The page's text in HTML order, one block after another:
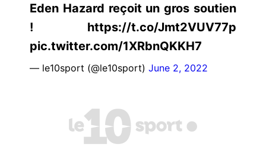
Eden Hazard reçoit un gros soutien
! https://t.co/Jmt2VUV77p
pic.twitter.com/1XRbnQKKH7
— le10sport (@le10sport) June 2, 2022